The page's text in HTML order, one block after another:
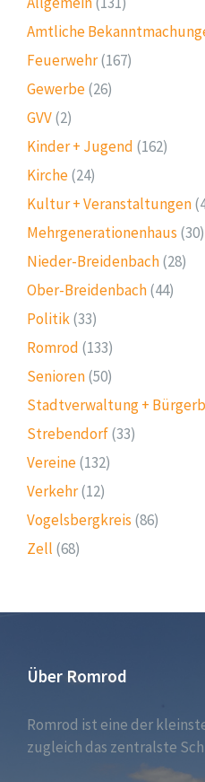
Amtliche
Feuerwehr(167)
Gewerbe(26)
GVV(2)
Kinder + Jugend (162)
Kirche(24)
Kultur + Veranstaltungen
Mehrgenerationenhaus (30)
Nieder-Breidenbach(28)
Ober-Breidenbach(44)
Politik(33)
Romrod (133)
Senioren(50)
Stadtverwaltung +
Strebendorf(33)
Vereine(132)
Verkehr(12)
Vogelsbergkreis (86)
Zell (68)
Über Romrod
Romrod ist eine der
zugleich das zentralste